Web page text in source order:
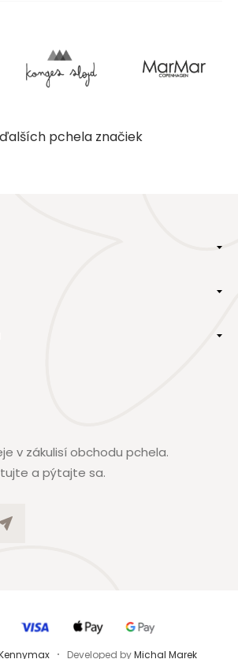
pchela značiek
v zákulisí obchodu pchela.
a pýtajte sa.
Developed by Michal Marek